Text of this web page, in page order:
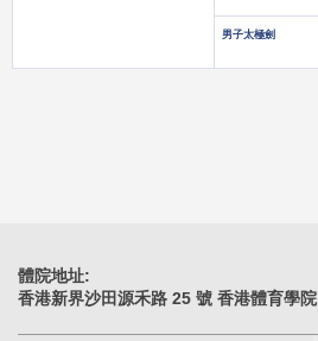
男子太極劍
體院地址:
香港新界沙田源禾路 25 號 香港體育學院